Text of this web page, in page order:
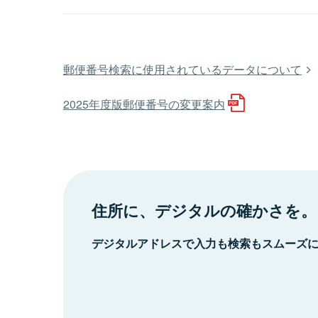
郵便番号検索に使用されているデータについて
2025年度版郵便番号の変更案内
住所に、デジタルの確かさを。
デジタルアドレスで入力も検索もスムーズ